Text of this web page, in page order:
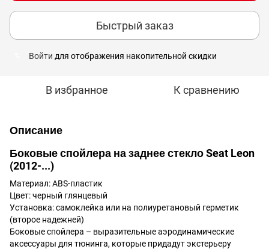
Быстрый заказ
Войти для отображения накопительной скидки
В избранное К сравнению
Описание
Боковые спойлера на заднее стекло Seat Leon
(2012-...)
Материал: ABS-пластик
Цвет: черный глянцевый
Установка: самоклейка или на полиуретановый герметик
(второе надежней)
Боковые спойлера – выразительные аэродинамические
аксессуары для тюнинга, которые придадут экстерьеру